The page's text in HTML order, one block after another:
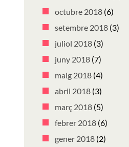
octubre 2018 (6)
setembre 2018 (3)
juliol 2018 (3)
juny 2018 (7)
maig 2018 (4)
abril 2018 (3)
març 2018 (5)
febrer 2018 (6)
gener 2018 (2)